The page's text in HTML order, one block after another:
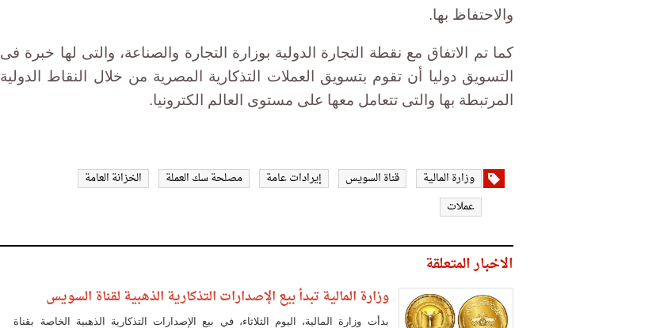
والاحتفاظ بها.
كما تم الاتفاق مع نقطة التجارة الدولية بوزارة التجارة والصناعة، والتى لها خبرة فى
التسويق دوليا أن تقوم بتسويق العملات التذكارية المصرية من خلال النقاط الدولية
المرتبطة بها والتى تتعامل معها على مستوى العالم الكترونيا.
وزارة المالية قناة السويس إيرادات عامة مصلحة سك العملة
الخزانة العامة
عملات
الاخبار المتعلقة
وزارة المالية تبدأ بيع الإصدارات التذكارية الذهبية لقناة السويس
بدأت وزارة المالية، اليوم الثلاثاء، في بيع الإصدارات التذكارية الذهبية الخاصة بقناة